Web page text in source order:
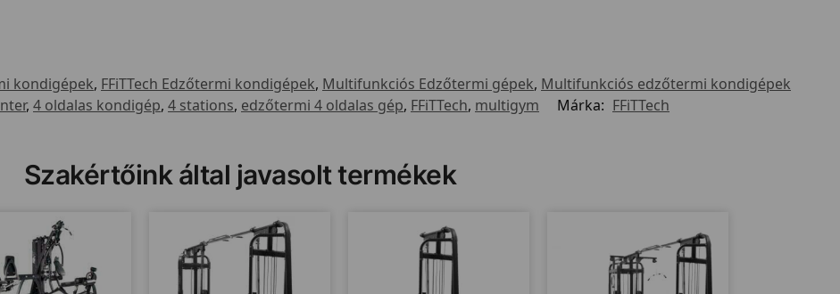
kondigépek, FFiTTech Edzőtermi kondigépek, Multifunkciós Edzőtermi gépek, Multifunkciós edzőtermi kondigépek
, 4 oldalas kondigép, 4 stations, edzőtermi 4 oldalas gép, FFiTTech, multigym Márka: FFiTTech
Szakértőink által javasolt termékek